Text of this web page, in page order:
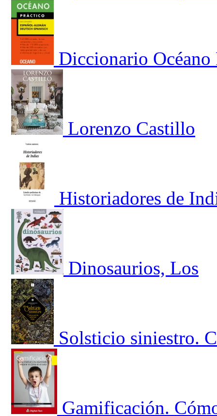
Diccionario
Lorenzo Castillo
Historiadores de
Dinosaurios, Los
Solsticio siniestro.
Gamificación.